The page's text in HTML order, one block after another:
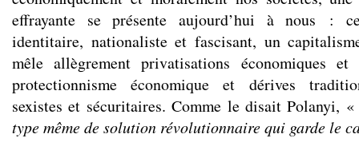
effrayante se présente aujourd’hui à nous :
identitaire, nationaliste et fascisant, un
mêle allègrement privatisations économiques et
protectionnisme économique et dérives
sexistes et sécuritaires. Comme le disait Polanyi,
type même de solution révolutionnaire qui garde le